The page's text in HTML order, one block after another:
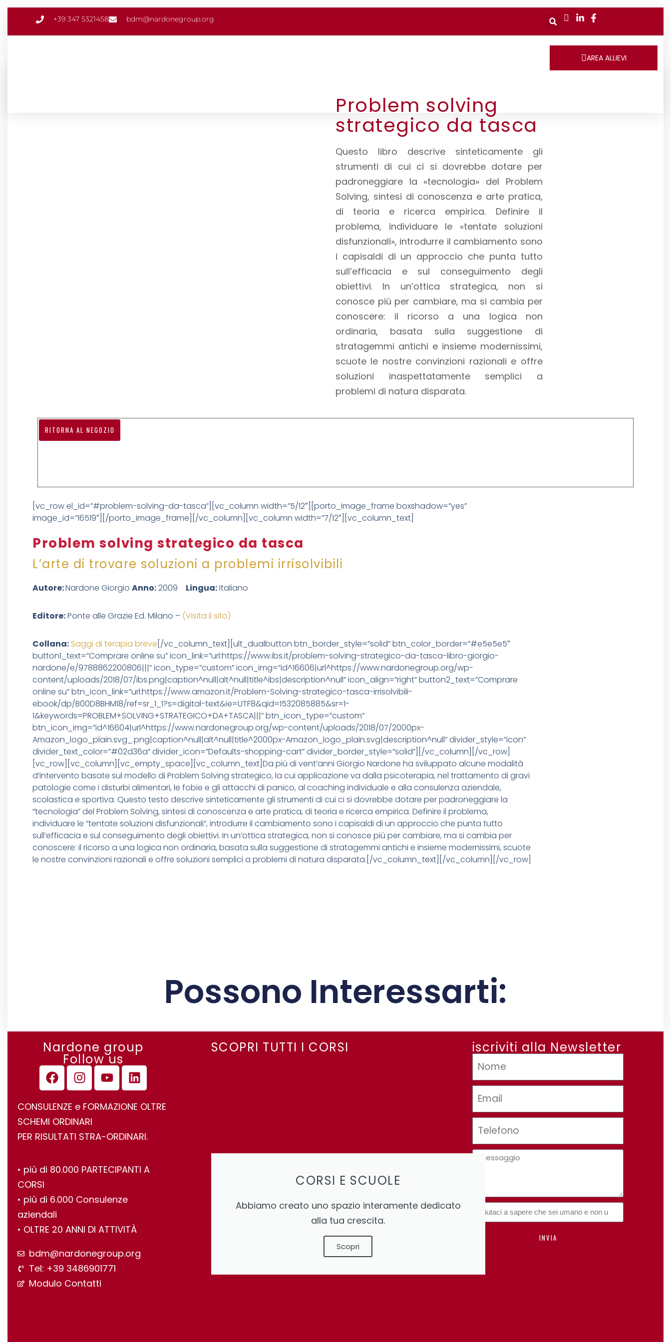
+39 347 5321458 bdm@nardonegroup.org
AREA ALLIEVI
Problem solving
strategico da tasca
Questo libro descrive sinteticamente gli
strumenti di cui ci si dovrebbe dotare per
padroneggiare la «tecnologia» del Problem
Solving, sintesi di conoscenza e arte pratica,
di teoria e ricerca empirica. Definire il
problema, individuare le «tentate soluzioni
disfunzionali», introdurre il cambiamento sono
i capisaldi di un approccio che punta tutto
sull’efficacia e sul conseguimento degli
obiettivi. In un’ottica strategica, non si
conosce più per cambiare, ma si cambia per
conoscere: il ricorso a una logica non
ordinaria, basata sulla suggestione di
stratagemmi antichi e insieme modernissimi,
scuote le nostre convinzioni razionali e offre
soluzioni inaspettatamente semplici a
problemi di natura disparata.
RITORNA AL NEGOZIO
[vc_row el_id=”#problem-solving-da-tasca”][vc_column width=”5/12″][porto_image_frame boxshadow=”yes”
image_id=”16519″][/porto_image_frame][/vc_column][vc_column width=”7/12″][vc_column_text]
Problem solving strategico da tasca
L’arte di trovare soluzioni a problemi irrisolvibili
Autore:Nardone Giorgio Anno:2009 Lingua:Italiano
Editore:Ponte alle Grazie Ed. Milano – (Visita il sito)
Collana: Saggi di terapia breve [/vc_column_text][ult_dualbutton btn_border_style=”solid” btn_color_border=”#e5e5e5″
button1_text=”Comprare online su” icon_link=”url:https://www.ibs.it/problem-solving-strategico-da-tasca-libro-giorgio-
nardone/e/9788862200806|||” icon_type=”custom” icon_img=”id^16606|url^https://www.nardonegroup.org/wp-
content/uploads/2018/07/ibs.png|caption^null|alt^null|title^ibs|description^null” icon_align=”right” button2_text=”Comprare
online su” btn_icon_link=”url:https://www.amazon.it/Problem-Solving-strategico-tasca-irrisolvibili-
ebook/dp/B00D8BHM18/ref=sr_1_1?s=digital-text&ie=UTF8&qid=1532085885&sr=1-
1&keywords=PROBLEM+SOLVING+STRATEGICO+DA+TASCA|||” btn_icon_type=”custom”
btn_icon_img=”id^16604|url^https://www.nardonegroup.org/wp-content/uploads/2018/07/2000px-
Amazon_logo_plain.svg_.png|caption^null|alt^null|title^2000px-Amazon_logo_plain.svg|description^null” divider_style=”icon”
divider_text_color=”#02d36a” divider_icon=”Defaults-shopping-cart” divider_border_style=”solid”][/vc_column][/vc_row]
[vc_row][vc_column][vc_empty_space][vc_column_text]Da più di vent’anni Giorgio Nardone ha sviluppato alcune modalità
d’intervento basate sul modello di Problem Solving strategico, la cui applicazione va dalla psicoterapia, nel trattamento di gravi
patologie come i disturbi alimentari, le fobie e gli attacchi di panico, al coaching individuale e alla consulenza aziendale,
scolastica e sportiva. Questo testo descrive sinteticamente gli strumenti di cui ci si dovrebbe dotare per padroneggiare la
“tecnologia” del Problem Solving, sintesi di conoscenza e arte pratica, di teoria e ricerca empirica. Definire il problema,
individuare le “tentate soluzioni disfunzionali”, introdurre il cambiamento sono i capisaldi di un approccio che punta tutto
sull’efficacia e sul conseguimento degli obiettivi. In un’ottica strategica, non si conosce più per cambiare, ma si cambia per
conoscere: il ricorso a una logica non ordinaria, basata sulla suggestione di stratagemmi antichi e insieme modernissimi, scuote
le nostre convinzioni razionali e offre soluzioni semplici a problemi di natura disparata.[/vc_column_text][/vc_column][/vc_row]
Possono Interessarti:
Nardone group
Follow us
CONSULENZE e FORMAZIONE OLTRE
SCHEMI ORDINARI
PER RISULTATI STRA-ORDINARI.
•⁠ ⁠più di 80.000 PARTECIPANTI A
CORSI
•⁠ ⁠più di 6.000 Consulenze
aziendali
•⁠ ⁠OLTRE 20 ANNI DI ATTIVITÀ
bdm@nardonegroup.org
Tel: +39 3486901771
Modulo Contatti
SCOPRI TUTTI I CORSI
CORSI E SCUOLE
Abbiamo creato uno spazio interamente dedicato
alla tua crescita.
Scopri
iscriviti alla Newsletter
INVIA